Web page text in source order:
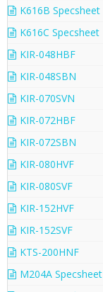
K616B Specsheet
K616C Specsheet
KIR-048HBF
KIR-048SBN
KIR-070SVN
KIR-072HBF
KIR-072SBN
KIR-080HVF
KIR-080SVF
KIR-152HVF
KIR-152SVF
KTS-200HNF
M204A Specsheet